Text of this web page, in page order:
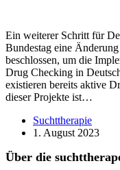
Ein weiterer Schritt für
Bundestag eine
beschlossen, um die
Drug Checking in
existieren bereits aktive
dieser Projekte ist…
Suchttherapie
1. August 2023
Über die